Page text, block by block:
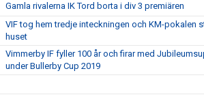
Gamla rivalerna IK Tord borta i div 3 premiären
VIF tog hem tredje inteckningen och KM-pokalen
huset
Vimmerby IF fyller 100 år och firar med
under Bullerby Cup 2019